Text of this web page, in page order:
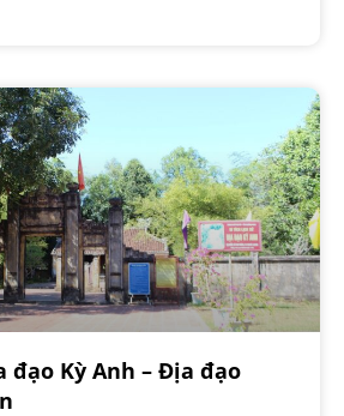
đạo Kỳ Anh – Địa đạo